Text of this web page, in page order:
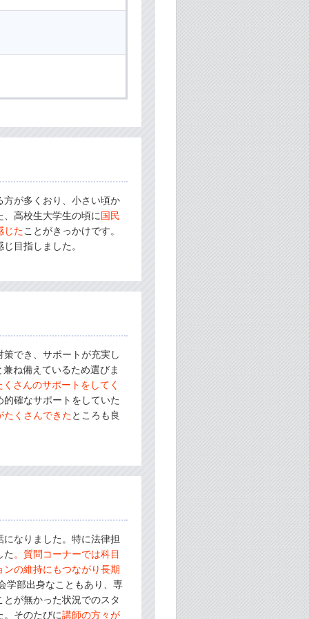
が多くおり、小さい頃か
高校生大学生の頃に国民
じたことがきっかけです。
目指しました。
でき、サポートが充実し
ね備えているため選びま
さんのサポートをしてく
確なサポートをしていた
たくさんできたところも良
なりました。特に法律担
た 。質問コーナーでは科目
の維持にもつながり長期
学部出身なこともあり、専
が無かった状況でのスタ
。そのたびに講師の方々が